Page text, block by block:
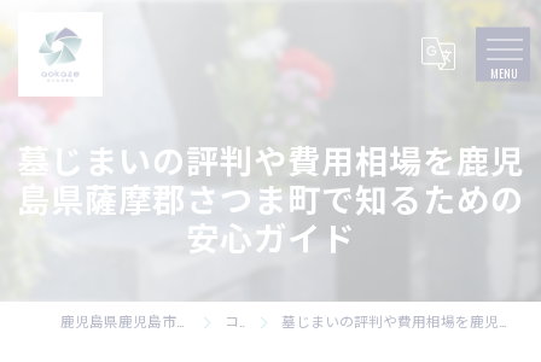
墓じまいの評判や費用相場を鹿児
島県薩摩郡さつま町で知るための
安心ガイド
コラム 墓じまいの評判や費用相場を鹿児島県薩摩郡さつま町で知るための安心ガイド